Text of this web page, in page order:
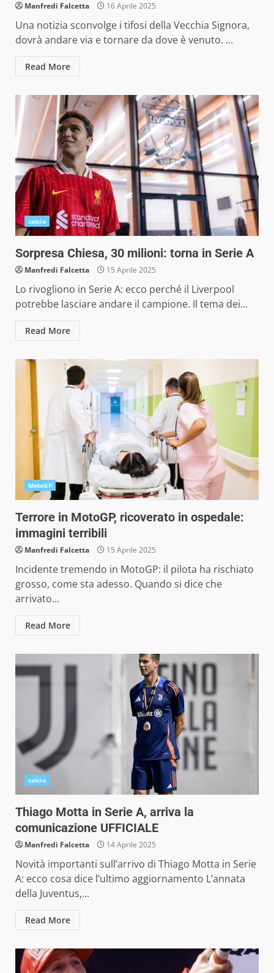
Manfredi Falcetta 16 Aprile 2025
Una notizia sconvolge i tifosi della Vecchia Signora,
dovrà andare via e tornare da dove è venuto. ...
Read More
calcio
Sorpresa Chiesa, 30 milioni: torna in Serie A
Manfredi Falcetta 15 Aprile 2025
Lo rivogliono in Serie A: ecco perché il Liverpool
potrebbe lasciare andare il campione. Il tema dei...
Read More
MotoGP
Terrore in MotoGP, ricoverato in ospedale:
immagini terribili
Manfredi Falcetta 15 Aprile 2025
Incidente tremendo in MotoGP: il pilota ha rischiato
grosso, come sta adesso. Quando si dice che
arrivato...
Read More
calcio
Thiago Motta in Serie A, arriva la
comunicazione UFFICIALE
Manfredi Falcetta 14 Aprile 2025
Novità importanti sull’arrivo di Thiago Motta in Serie
A: ecco cosa dice l’ultimo aggiornamento L’annata
della Juventus,...
Read More